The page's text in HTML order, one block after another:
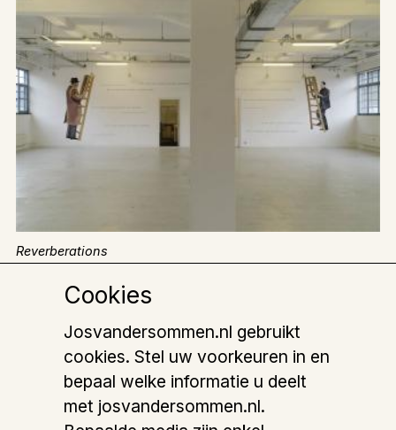
Reverberations
Muurschildering, Kunstenlab, Deventer (teksten: Simon
Cookies
Josvandersommen.nl gebruikt
cookies. Stel uw voorkeuren in en
bepaal welke informatie u deelt
met josvandersommen.nl.